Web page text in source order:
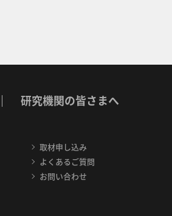
研究機関の皆さまへ
取材申し込み
よくあるご質問
お問い合わせ